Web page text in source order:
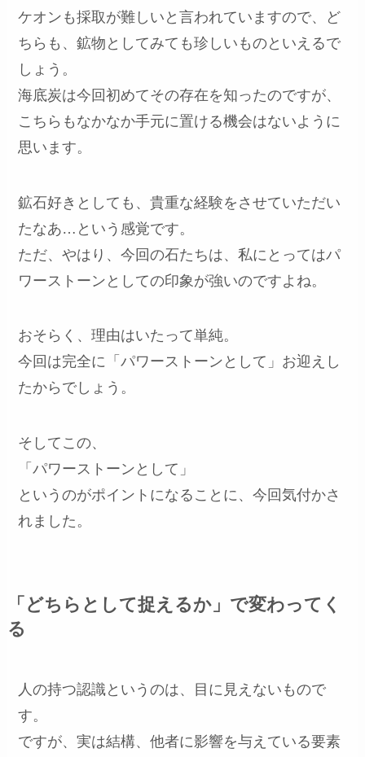
ケオンも採取が難しいと言われていますので、ど
ちらも、鉱物としてみても珍しいものといえるで
しょう。
海底炭は今回初めてその存在を知ったのですが、
こちらもなかなか手元に置ける機会はないように
思います。
鉱石好きとしても、貴重な経験をさせていただい
たなあ…という感覚です。
ただ、やはり、今回の石たちは、私にとってはパ
ワーストーンとしての印象が強いのですよね。
おそらく、理由はいたって単純。
今回は完全に「パワーストーンとして」お迎えし
たからでしょう。
そしてこの、
「パワーストーンとして」
というのがポイントになることに、今回気付かさ
れました。
「どちらとして捉えるか」で変わってく
る
人の持つ認識というのは、目に見えないもので
す。
ですが、実は結構、他者に影響を与えている要素